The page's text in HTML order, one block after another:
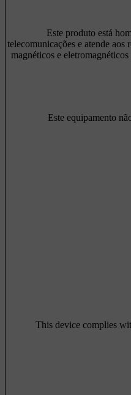
Este produto está
telecomunicações e atende
magnéticos e
Este equipamento
This device complies